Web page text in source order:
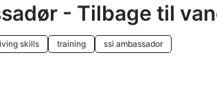
- Tilbage til
skills training ssi ambassador